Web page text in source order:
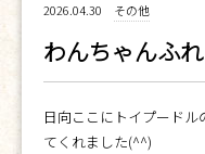
2026.04.30 その他
わんちゃんふ
日向ここにトイプード
てくれました(^^)